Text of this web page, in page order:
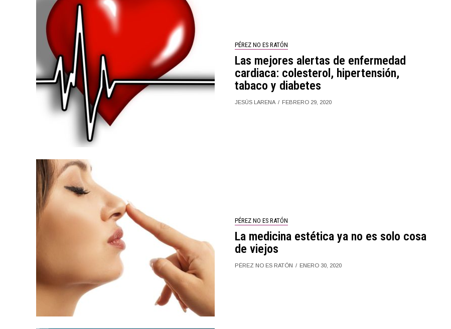
PÉREZ NO ES RATÓN
Las mejores alertas de enfermedad
cardiaca: colesterol, hipertensión,
tabaco y diabetes
JESÚS LARENA FEBRERO 29, 2020
PÉREZ NO ES RATÓN
La medicina estética ya no es solo cosa
de viejos
PÉREZ NO ES RATÓN ENERO 30, 2020